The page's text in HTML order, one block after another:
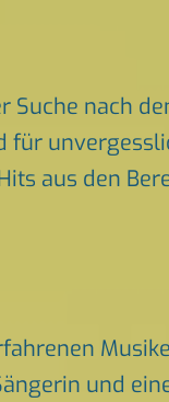
nach
für
aus den
und